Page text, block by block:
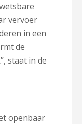
vervoer
in een
de
staat in de
openbaar